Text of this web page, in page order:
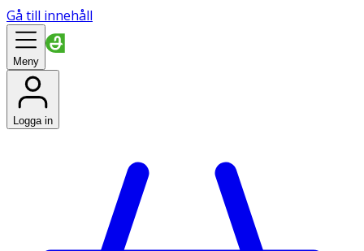
Gå till innehåll
Meny
Logga in